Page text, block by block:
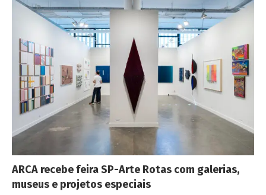
ARCA recebe feira SP-Arte Rotas com galerias,
museus e projetos especiais